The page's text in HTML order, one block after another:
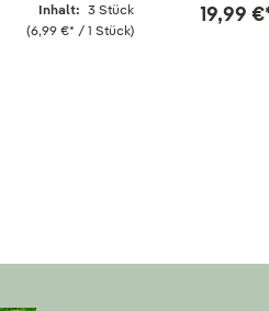
Inhalt: 3 Stück
(6,99 €* / 1 Stück)
19,99 €